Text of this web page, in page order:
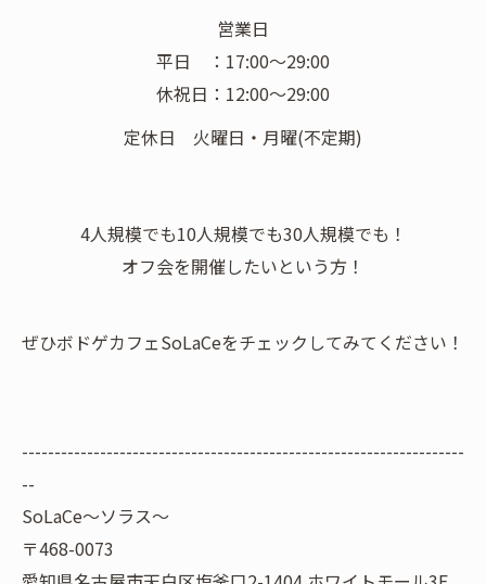
営業日
平日 ：17:00〜29:00
休祝日：12:00〜29:00
定休日 火曜日・月曜(不定期)
4人規模でも10人規模でも30人規模でも！
オフ会を開催したいという方！
ぜひボドゲカフェSoLaCeをチェックしてみてください！
--------------------------------------------------------------------
--
SoLaCe～ソラス～
〒468-0073